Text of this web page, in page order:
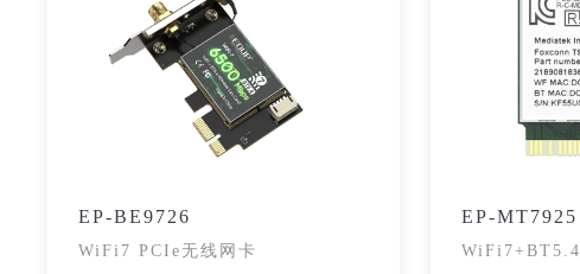
EP-BE9726
WiFi7 PCIe无线网卡
EP-MT7925
WiFi7+BT5.4